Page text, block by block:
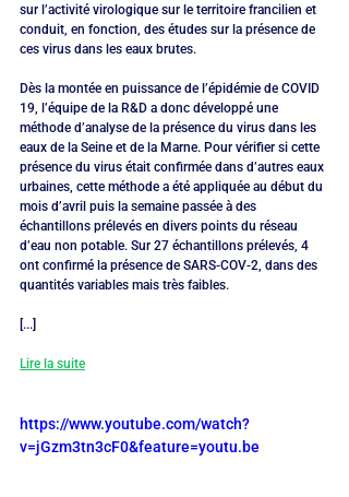
sur l’activité virologique sur le territoire francilien et
conduit, en fonction, des études sur la présence de
ces virus dans les eaux brutes.
Dès la montée en puissance de l’épidémie de COVID
19, l’équipe de la R&D a donc développé une
méthode d’analyse de la présence du virus dans les
eaux de la Seine et de la Marne. Pour vérifier si cette
présence du virus était confirmée dans d’autres eaux
urbaines, cette méthode a été appliquée au début du
mois d’avril puis la semaine passée à des
échantillons prélevés en divers points du réseau
d’eau non potable. Sur 27 échantillons prélevés, 4
ont confirmé la présence de SARS-COV-2, dans des
quantités variables mais très faibles.
[...]
Lire la suite
https://www.youtube.com/watch?
v=jGzm3tn3cF0&feature=youtu.be